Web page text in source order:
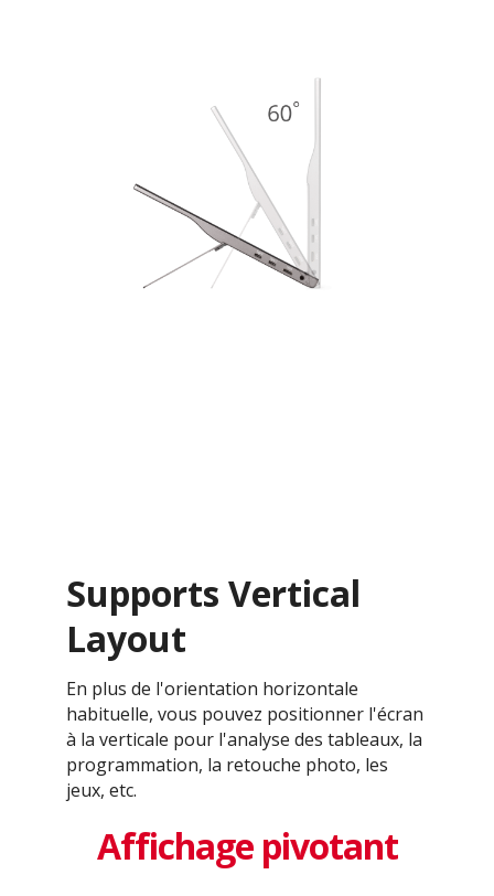
Supports Vertical
Layout
En plus de l'orientation horizontale
habituelle, vous pouvez positionner l'écran
à la verticale pour l'analyse des tableaux, la
programmation, la retouche photo, les
jeux, etc.
Affichage pivotant